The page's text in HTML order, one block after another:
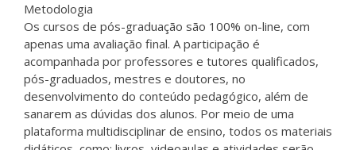
Metodologia
Os cursos de pós-graduação são 100% on-line, com
apenas uma avaliação final. A participação é
acompanhada por professores e tutores qualificados,
pós-graduados, mestres e doutores, no
desenvolvimento do conteúdo pedagógico, além de
sanarem as dúvidas dos alunos. Por meio de uma
plataforma multidisciplinar de ensino, todos os materiais